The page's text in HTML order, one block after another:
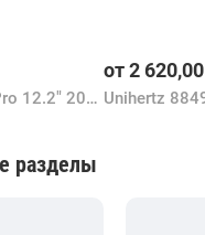
Huawei MatePad Pro 12.2" 2025 PaperMatte Wi-Fi MRDI-W09 12GB/512GB (черный)
от2 620,00
разделы